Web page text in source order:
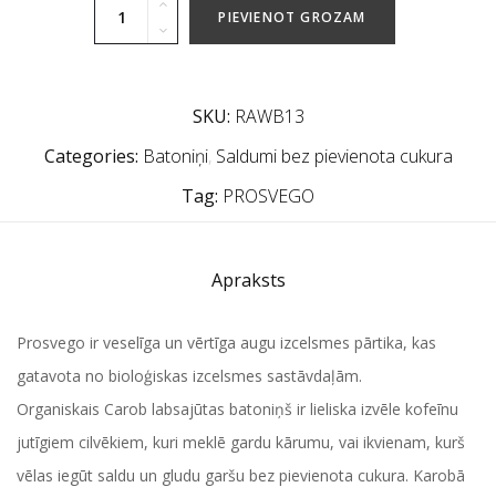
PIEVIENOT GROZAM
SKU: RAWB13
Categories: Batoniņi, Saldumi bez pievienota cukura
Tag: PROSVEGO
Apraksts
Prosvego ir veselīga un vērtīga augu izcelsmes pārtika, kas
gatavota no bioloģiskas izcelsmes sastāvdaļām.
Organiskais Carob labsajūtas batoniņš ir lieliska izvēle kofeīnu
jutīgiem cilvēkiem, kuri meklē gardu kārumu, vai ikvienam, kurš
vēlas iegūt saldu un gludu garšu bez pievienota cukura. Karobā